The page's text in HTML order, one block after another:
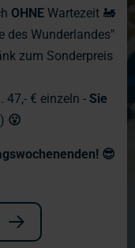
OHNE Wartezeit 🚂
des Wunderlandes"
zum Sonderpreis
47,- € einzeln - Sie
) 😮
😎